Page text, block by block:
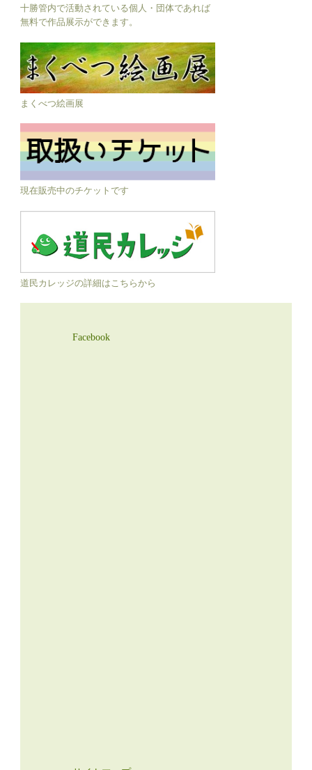
十勝管内で活動されている個人・団体であれば
無料で作品展示ができます。
まくべつ絵画展
現在販売中のチケットです
道民カレッジの詳細はこちらから
Facebook